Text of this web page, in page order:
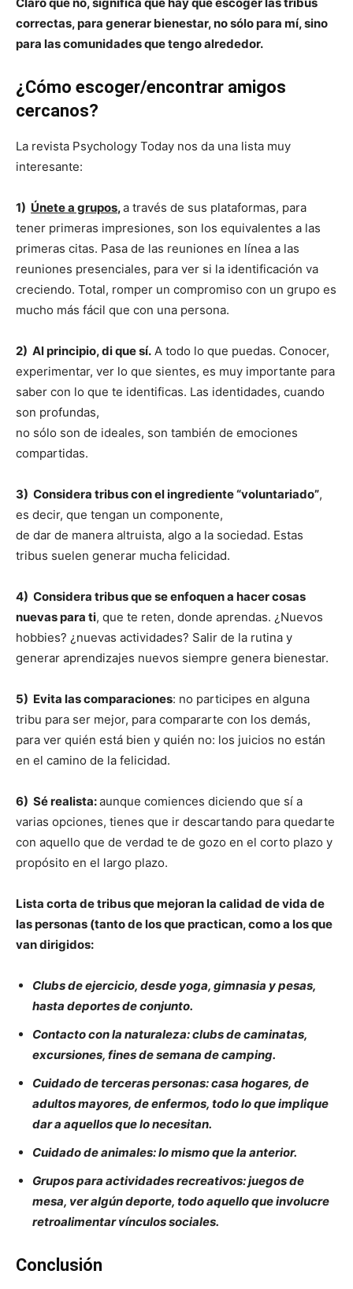
correctas, para generar bienestar, no sólo para mí, sino
para las comunidades que tengo alrededor.
¿Cómo escoger/encontrar amigos
cercanos?
La revista Psychology Today nos da una lista muy
interesante:
1) Únete a grupos,a través de sus plataformas, para
tener primeras impresiones, son los equivalentes a las
primeras citas. Pasa de las reuniones en línea a las
reuniones presenciales, para ver si la identificación va
creciendo. Total, romper un compromiso con un grupo es
mucho más fácil que con una persona.
2) Al principio, di que sí. A todo lo que puedas. Conocer,
experimentar, ver lo que sientes, es muy importante para
saber con lo que te identificas. Las identidades, cuando
son profundas,
no sólo son de ideales, son también de emociones
compartidas.
3) Considera tribus con el ingrediente “voluntariado”,
es decir, que tengan un componente,
de dar de manera altruista, algo a la sociedad. Estas
tribus suelen generar mucha felicidad.
4) Considera tribus que se enfoquen a hacer cosas
nuevas para ti, que te reten, donde aprendas. ¿Nuevos
hobbies? ¿nuevas actividades? Salir de la rutina y
generar aprendizajes nuevos siempre genera bienestar.
5) Evita las comparaciones: no participes en alguna
tribu para ser mejor, para compararte con los demás,
para ver quién está bien y quién no: los juicios no están
en el camino de la felicidad.
6) Sé realista:aunque comiences diciendo que sí a
varias opciones, tienes que ir descartando para quedarte
con aquello que de verdad te de gozo en el corto plazo y
propósito en el largo plazo.
Lista corta de tribus que mejoran la calidad de vida de
las personas (tanto de los que practican, como a los que
van dirigidos:
Clubs de ejercicio, desde yoga, gimnasia y pesas,
hasta deportes de conjunto.
Contacto con la naturaleza: clubs de caminatas,
excursiones, fines de semana de camping.
Cuidado de terceras personas: casa hogares, de
adultos mayores, de enfermos, todo lo que implique
dar a aquellos que lo necesitan.
Cuidado de animales: lo mismo que la anterior.
Grupos para actividades recreativos: juegos de
mesa, ver algún deporte, todo aquello que involucre
retroalimentar vínculos sociales.
Conclusión